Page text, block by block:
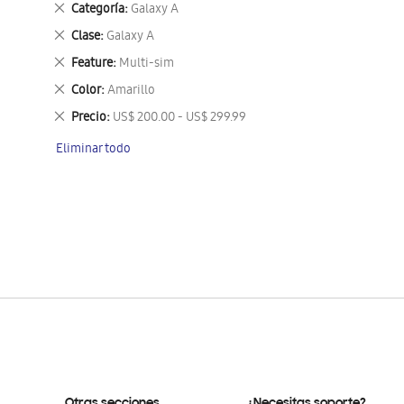
Categoría Galaxy A
Eliminar
este
artículo
Clase Galaxy A
Eliminar
este
artículo
Feature Multi-sim
Eliminar
este
artículo
Color Amarillo
Eliminar
este
artículo
Precio US$ 200.00 - US$ 299.99
Eliminar
artículo
Eliminar todo